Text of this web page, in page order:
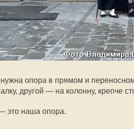
нужна опора в прямом и
другой — на колонну, крепче
это наша опора.